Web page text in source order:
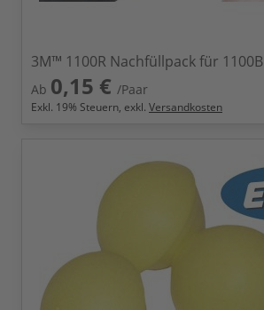
3M™ 1100R Nachfüllpack für 1100B
Ab 0,15 € /Paar
Exkl. 19% Steuern, exkl. Versandkosten